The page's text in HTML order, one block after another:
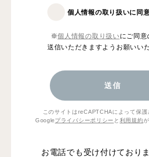
個人情報の取り扱いに同
※個人情報の取り扱いにご同意
送信いただきますようお願いい
このサイトはreCAPTCHAによって保護
Googleプライバシーポリシー と 利用規約
お電話でも受け付けており